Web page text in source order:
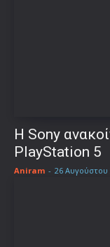
Η Sony
PlayStation 5
Aniram - 26 Αυγούστου